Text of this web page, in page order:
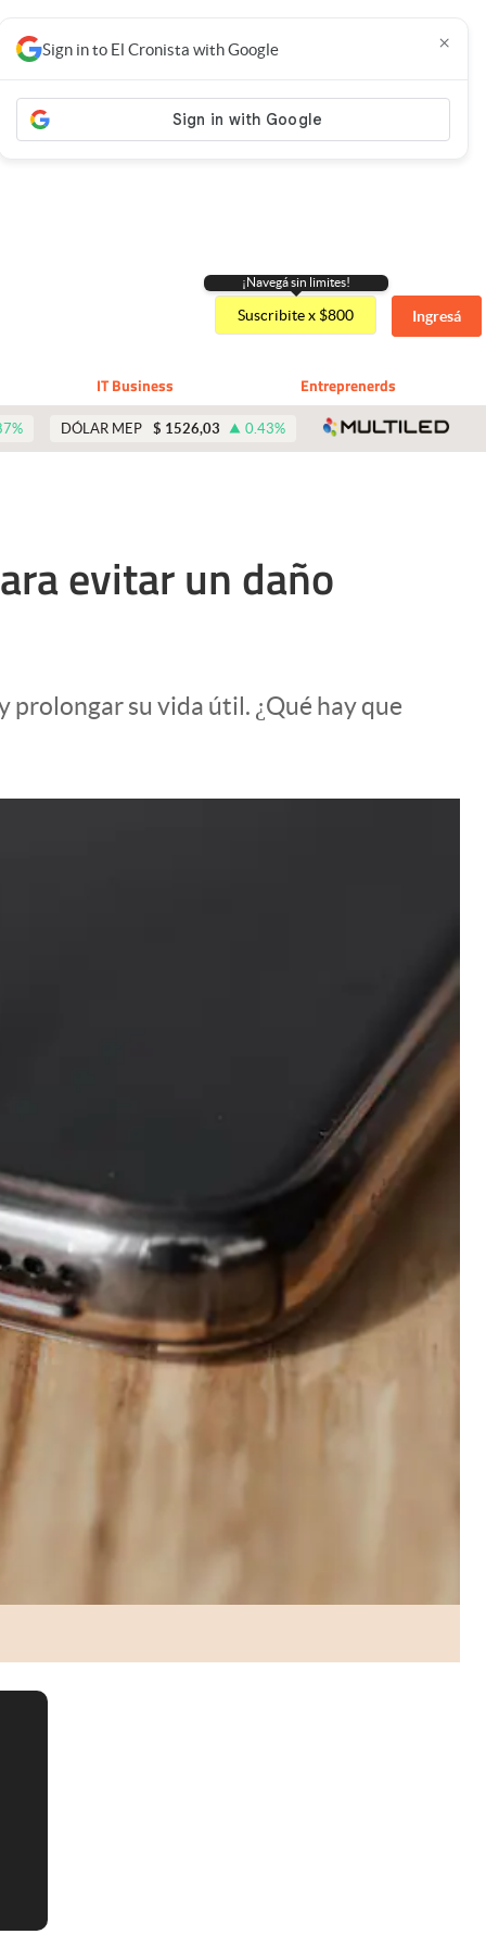
¡Navegá sin limites!
Suscribite x $800 Ingresá
IT Business Entreprenerds
% DÓLAR MEP $ 1526,03 0.43%
Sign in to El Cronista with Google ×
evitar un daño
su vida útil. ¿Qué hay que